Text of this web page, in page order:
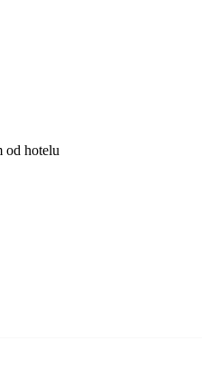
od hotelu